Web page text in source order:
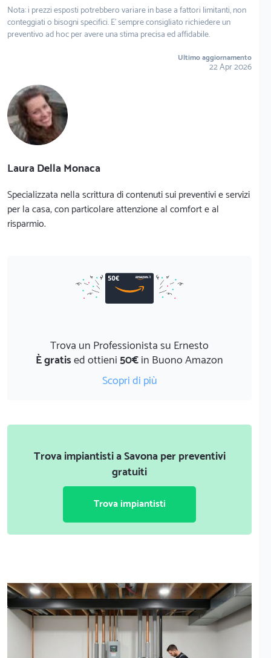
Nota: i prezzi esposti potrebbero variare in base a fattori limitanti, non
conteggiati o bisogni specifici. E' sempre consigliato richiedere un
preventivo ad hoc per avere una stima precisa ed affidabile.
Ultimo aggiornamento
22 Apr 2026
Laura Della Monaca
Specializzata nella scrittura di contenuti sui preventivi e servizi
per la casa, con particolare attenzione al comfort e al
risparmio.
Trova un Professionista su Ernesto
È gratised ottieni50€in Buono Amazon
Scopri di più
Trova impiantisti a Savona per preventivi
gratuiti
Trova impiantisti